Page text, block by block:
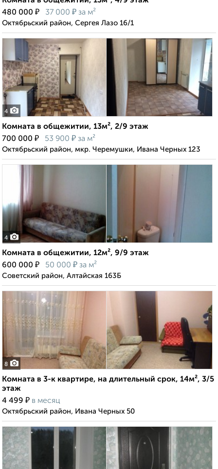
480 000 ₽ 37 000 ₽ за м²
Октябрьский район, Сергея Лазо 16/1
4
Комната в общежитии, 13м², 2/9 этаж
700 000 ₽ 53 900 ₽ за м²
Октябрьский район, мкр. Черемушки, Ивана Черных 123
4
Комната в общежитии, 12м², 9/9 этаж
600 000 ₽ 50 000 ₽ за м²
Советский район, Алтайская 163Б
8
Комната в 3-к квартире, на длительный срок, 14м², 3/5
этаж
4 499 ₽ в месяц
Октябрьский район, Ивана Черных 50